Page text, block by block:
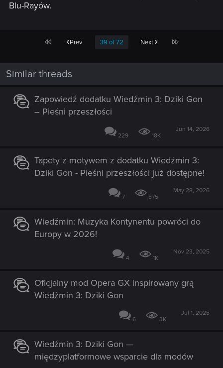
Blu-Rayów.
First Prev 39 of 72 Next Last
Similar threads
Zapowiedź dodatku Wiedźmin 3: Dziki Gon
– Pieśni przeszłości
229 18K
Jun 14, 2026
Tapety z motywem z dodatku Wiedźmin 3:
Dziki Gon - Pieśni przeszłości już dostępne!
7 875
May 28, 2026
Wiedźmin: Muzyka Kontynentu powróci do
Europy w 2026!
4 1K
Nov 23, 2025
Oficjalny mod Opera GX inspirowany grą
Wiedźmin 3: Dziki Gon
6 3K
Jul 1, 2025
Wiedźmin 3: Dziki Gon —
międzyplatformowe wsparcie dla modów